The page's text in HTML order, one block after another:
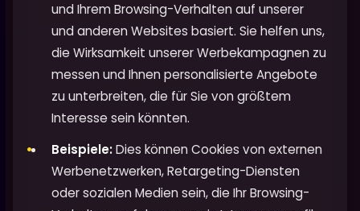
und Ihrem Browsing-Verhalten auf unserer
und anderen Websites basiert. Sie helfen uns,
die Wirksamkeit unserer Werbekampagnen zu
messen und Ihnen personalisierte Angebote
zu unterbreiten, die für Sie von größtem
Interesse sein könnten.
Beispiele:Dies können Cookies von externen
Werbenetzwerken, Retargeting-Diensten
oder sozialen Medien sein, die Ihr Browsing-